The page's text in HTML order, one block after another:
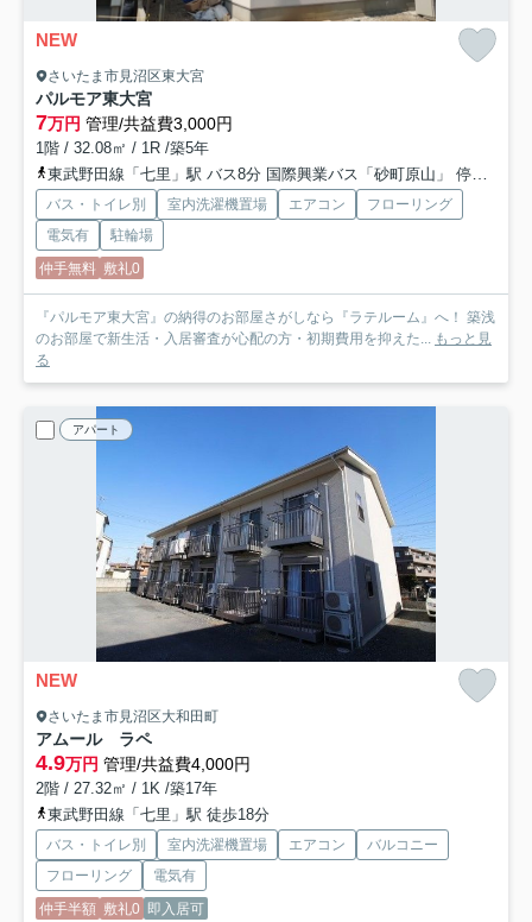
NEW
さいたま市見沼区東大宮
パルモア東大宮
7万円 管理/共益費3,000円
1階 / 32.08㎡ / 1R /築5年
東武野田線「七里」駅 バス8分 国際興業バス「砂町原山」 停歩8分
バス・トイレ別 室内洗濯機置場 エアコン
フローリング
電気有
駐輪場
仲手無料 敷礼0
『パルモア東大宮』の納得のお部屋さがしなら『ラテルーム』へ！ 築浅
のお部屋で新生活・入居審査が心配の方・初期費用を抑えた... もっと見
る
アパート
NEW
さいたま市見沼区大和田町
アムール ラペ
4.9万円 管理/共益費4,000円
2階 / 27.32㎡ / 1K /築17年
東武野田線「七里」駅 徒歩18分
バス・トイレ別 室内洗濯機置場 エアコン
バルコニー
フローリング
電気有
仲手半額 敷礼0 即入居可